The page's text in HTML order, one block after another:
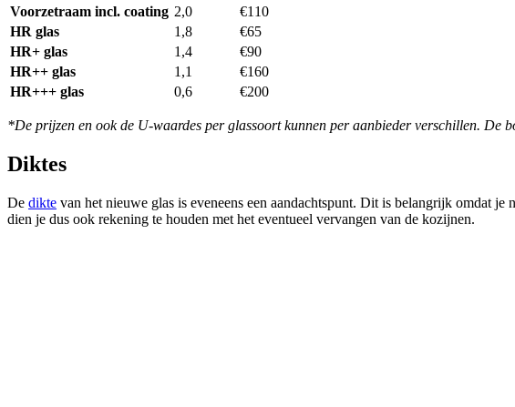
Voorzetraam incl. coating 2,0
€110
HR glas
1,8
€65
HR+ glas
1,4
€90
HR++ glas
1,1
€160
HR+++ glas
0,6 €200
*De prijzen en ook de U-waardes per glassoort kunnen per aanbieder verschillen. De
Diktes
De dikte van het nieuwe glas is eveneens een aandachtspunt. Dit is belangrijk omdat
dien je dus ook rekening te houden met het eventueel vervangen van de kozijnen.